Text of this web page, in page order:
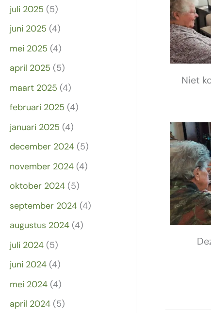
juli 2025 (5)
juni 2025 (4)
mei 2025 (4)
april 2025 (5)
maart 2025 (4)
februari 2025 (4)
januari 2025 (4)
december 2024 (5)
november 2024 (4)
oktober 2024 (5)
september 2024 (4)
augustus 2024 (4)
juli 2024 (5)
juni 2024 (4)
mei 2024 (4)
april 2024 (5)
Niet